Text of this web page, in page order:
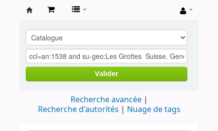
contestataires
Valider
Recherche avancée
Recherche d'autorités
Nuage de tags